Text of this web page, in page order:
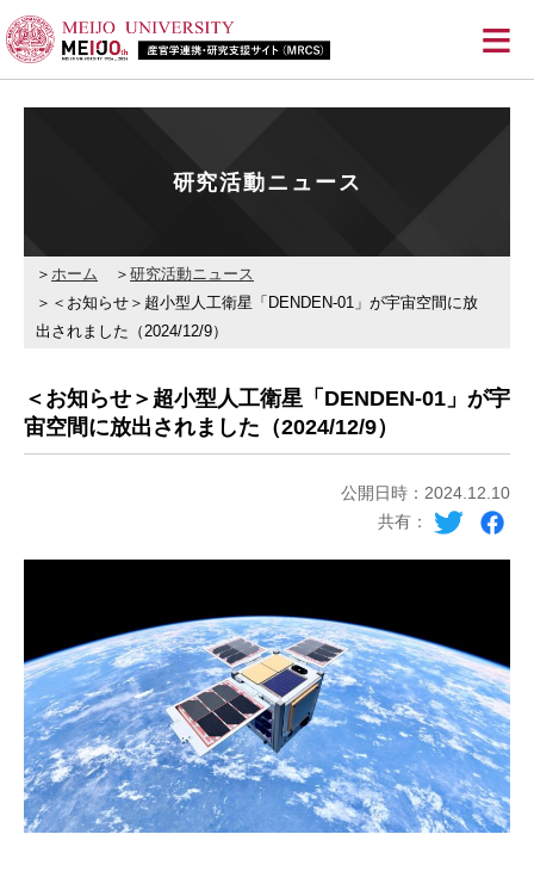
≡
研究活動ニュース
ホーム
研究活動ニュース
＜お知らせ＞超小型人工衛星「DENDEN-01」が宇宙空間に放
出されました（2024/12/9）
＜お知らせ＞超小型人工衛星「DENDEN-01」が宇
宙空間に放出されました（2024/12/9）
公開日時：2024.12.10
共有：